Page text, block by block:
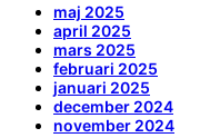
maj 2025
april 2025
mars 2025
februari 2025
januari 2025
december 2024
november 2024